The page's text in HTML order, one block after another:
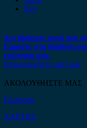
Xev
Δεν βρήκατε αυτό που
Είμαστε στη διάθεση
ερώτηση σας.
Επικοινωνήστε μαζί μας
ΑΚΟΛΟΥΘΗΣΤΕ ΜΑΣ
Facebook
ΧΑΡΤΗΣ